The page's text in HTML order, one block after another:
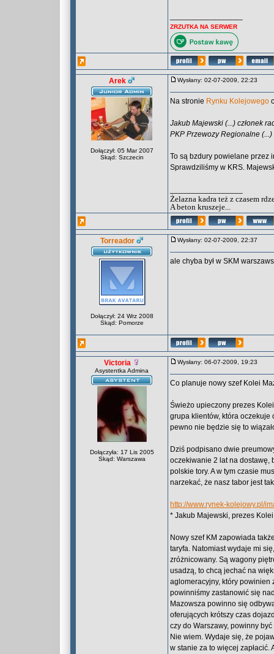
ZRZUTKA NA SERWER
Arek
Dołączył: 05 Mar 2007
Skąd: Szczecin
Wysłany: 02-07-2009, 22:23
Na stronie Rynku Kolejowego
Jakub Majewski (...) członek
PKP Przewozy Regionalne (...)
To są bzdury powielane przez
Sprawdziliśmy w KRS.
Żelazna kadra też z czasem
A beton kruszeje...
Torreador
Dołączył: 24 Wrz 2008
Skąd: Pomorze
Wysłany: 02-07-2009, 22:37
ale chyba był w SKM
Victoria
Asystentka Admina
Dołączyła: 17 Lis 2005
Skąd: Warszawa
Wysłany: 06-07-2009, 19:23
Co planuje nowy szef Kolei
Świeżo upieczony prezes
grupa klientów, która oczekuje
pewno nie będzie się to
Dziś podpisano dwie
oczekiwanie 2 lat na dostawę,
polskie tory. A w tym czasie
narzekać, że nasz tabor jest
http://www.rynek-kolejowy.pl/
* Jakub Majewski, prezes
Nowy szef KM zapowiada
taryfa. Natomiast wydaje mi
zróżnicowany. Są wagony
usadzą, to chcą jechać na
aglomeracyjny, który powinien
powinniśmy zastanowić się
Mazowsza powinno się
oferujących krótszy czas
czy do Warszawy, powinny
Nie wiem. Wydaje się, że
w stanie za to więcej